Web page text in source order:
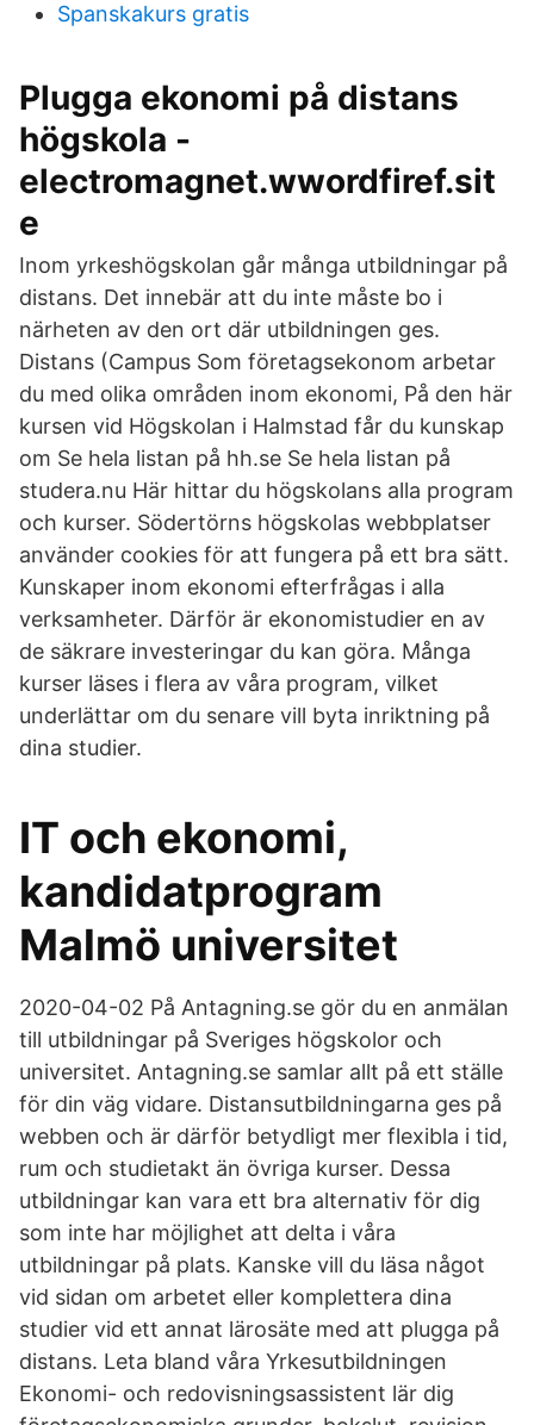
Spanskakurs gratis
Plugga ekonomi på distans
högskola -
electromagnet.wwordfiref.sit
e
Inom yrkeshögskolan går många utbildningar på
distans. Det innebär att du inte måste bo i
närheten av den ort där utbildningen ges.
Distans (Campus Som företagsekonom arbetar
du med olika områden inom ekonomi, På den här
kursen vid Högskolan i Halmstad får du kunskap
om Se hela listan på hh.se Se hela listan på
studera.nu Här hittar du högskolans alla program
och kurser. Södertörns högskolas webbplatser
använder cookies för att fungera på ett bra sätt.
Kunskaper inom ekonomi efterfrågas i alla
verksamheter. Därför är ekonomistudier en av
de säkrare investeringar du kan göra. Många
kurser läses i flera av våra program, vilket
underlättar om du senare vill byta inriktning på
dina studier.
IT och ekonomi,
kandidatprogram
Malmö universitet
2020-04-02 På Antagning.se gör du en anmälan
till utbildningar på Sveriges högskolor och
universitet. Antagning.se samlar allt på ett ställe
för din väg vidare. Distansutbildningarna ges på
webben och är därför betydligt mer flexibla i tid,
rum och studietakt än övriga kurser. Dessa
utbildningar kan vara ett bra alternativ för dig
som inte har möjlighet att delta i våra
utbildningar på plats. Kanske vill du läsa något
vid sidan om arbetet eller komplettera dina
studier vid ett annat lärosäte med att plugga på
distans. Leta bland våra Yrkesutbildningen
Ekonomi- och redovisningsassistent lär dig